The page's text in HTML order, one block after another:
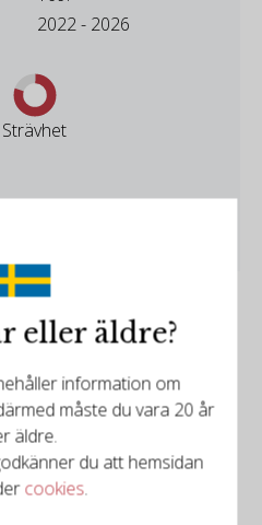
2022 - 2026
Strävhet
eller äldre?
information om
måste du vara 20 år
äldre.
du att hemsidan
cookies.